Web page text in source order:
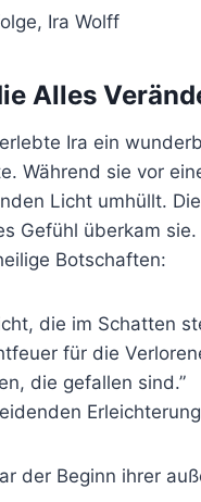
Alles
Ira ein
Während sie vor
Licht umhüllt.
Gefühl überkam
Botschaften:
die im Schatten
für die
die gefallen sind.”
der Beginn ihrer